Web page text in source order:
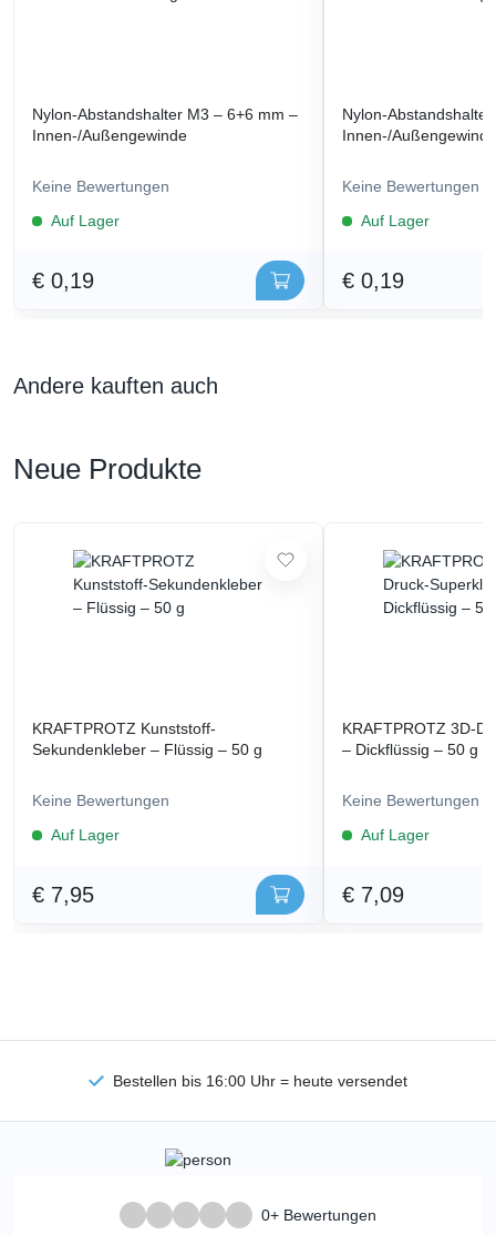
Nylon-Abstandshalter M3 – 6+6 mm –
Innen-/Außengewinde
Keine Bewertungen
Auf Lager
€ 0,19
Nylon-
Innen-/Außengewinde
Keine Bewertungen
Auf Lager
€ 0,19
Andere kauften auch
Neue Produkte
KRAFTPROTZ Kunststoff-
Sekundenkleber – Flüssig – 50 g
Keine Bewertungen
Auf Lager
€ 7,95
KRAFTPROTZ 3D-
– Dickflüssig – 50 g
Keine Bewertungen
Auf Lager
€ 7,09
Bestellen bis 16:00 Uhr = heute versendet
0+ Bewertungen